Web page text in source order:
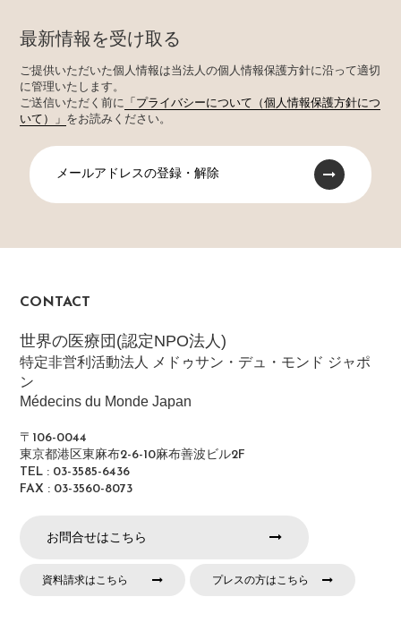
最新情報を受け取る
ご提供いただいた個人情報は当法人の個人情報保護方針に沿って適切
に管理いたします。
ご送信いただく前に
「プライバシーについて（個人情報保護方針につ
いて）」 をお読みください。
メールアドレスの登録・解除
CONTACT
世界の医療団(認定NPO法人)
特定非営利活動法人 メドゥサン・デュ・モンド ジャポ
ン
Médecins du Monde Japan
〒106-0044
東京都港区東麻布2-6-10麻布善波ビル2F
TEL : 03-3585-6436
FAX : 03-3560-8073
お問合せはこちら
資料請求はこちら プレスの方はこちら